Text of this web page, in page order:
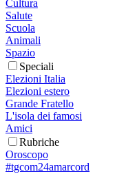
Cultura
Salute
Scuola
Animali
Spazio
Speciali
Elezioni Italia
Elezioni estero
Grande Fratello
L'isola dei famosi
Amici
Rubriche
Oroscopo
#tgcom24amarcord